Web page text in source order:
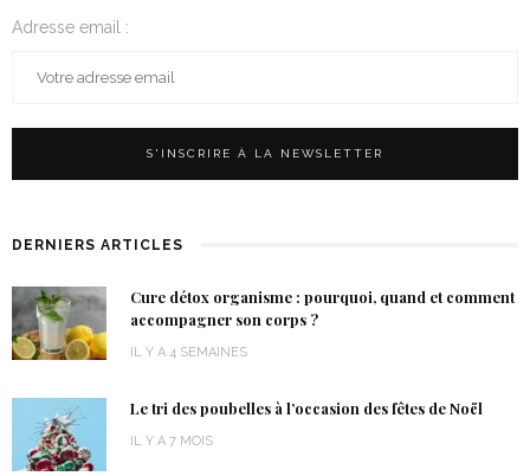
Adresse email :
DERNIERS ARTICLES
Cure détox organisme : pourquoi, quand et comment
accompagner son corps ?
IL Y A 4 SEMAINES
Le tri des poubelles à l’occasion des fêtes de Noël
IL Y A 7 MOIS